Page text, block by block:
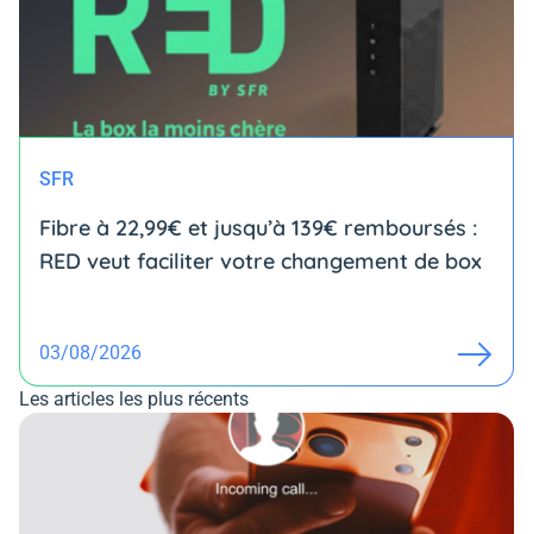
SFR
Fibre à 22,99€ et jusqu’à 139€ remboursés :
RED veut faciliter votre changement de box
03/08/2026
Les articles les plus récents